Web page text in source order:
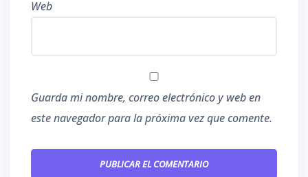
Web
Guarda mi nombre, correo electrónico y web en
este navegador para la próxima vez que comente.